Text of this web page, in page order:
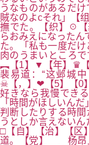
うなものがあるだ
賊なのよcそれ」【
撫でた。【织】☉【
らおみえになった
た。「私も一度だ
肉のうまいところ
︻【1】▼【年】♛
裴易道：“这邺城
☠【，】❤【5】【0
好きなら我慢でき
「時間がほしいん
判断したりする時
うとしか言えない
□【自】【治】【
道。【党】 杨昂上